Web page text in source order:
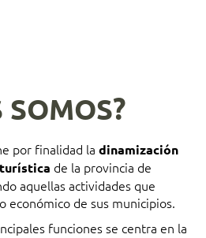
SOMOS?
por finalidad la dinamización
de la provincia de
aquellas actividades que
económico de sus municipios.
funciones se centra en la